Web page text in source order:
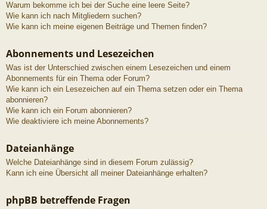
Warum bekomme ich bei der Suche eine leere Seite?
Wie kann ich nach Mitgliedern suchen?
Wie kann ich meine eigenen Beiträge und Themen finden?
Abonnements und Lesezeichen
Was ist der Unterschied zwischen einem Lesezeichen und einem
Abonnements für ein Thema oder Forum?
Wie kann ich ein Lesezeichen auf ein Thema setzen oder ein Thema
abonnieren?
Wie kann ich ein Forum abonnieren?
Wie deaktiviere ich meine Abonnements?
Dateianhänge
Welche Dateianhänge sind in diesem Forum zulässig?
Kann ich eine Übersicht all meiner Dateianhänge erhalten?
phpBB betreffende Fragen